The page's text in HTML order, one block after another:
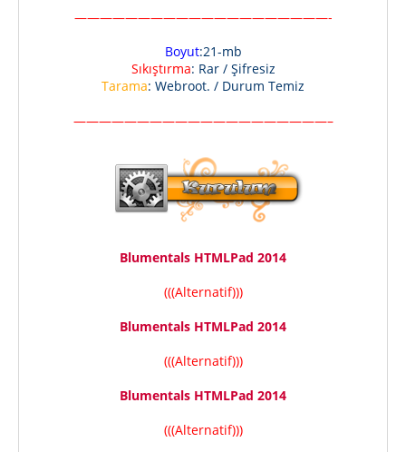
————————————————————-
Boyut:21-mb
Sıkıştırma: Rar / Şifresiz
Tarama: Webroot. / Durum Temiz
————————————————————–
Blumentals HTMLPad 2014
(((Alternatif)))
Blumentals HTMLPad 2014
(((Alternatif)))
Blumentals HTMLPad 2014
(((Alternatif)))